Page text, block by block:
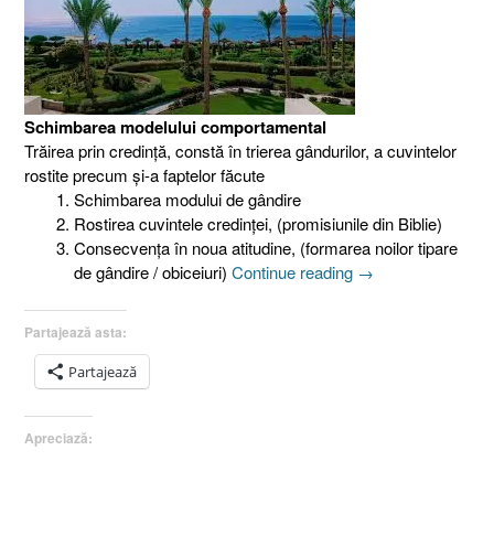
Schimbarea modelului comportamental
Trăirea prin credinţă, constă în trierea gândurilor, a cuvintelor
rostite precum şi-a faptelor făcute
Schimbarea modului de gândire
Rostirea cuvintele credinţei, (promisiunile din Biblie)
Consecvenţa în noua atitudine, (formarea noilor tipare
de gândire / obiceiuri) Continue reading „Faraon,
→
Partajează asta:
Partajează
Apreciază: